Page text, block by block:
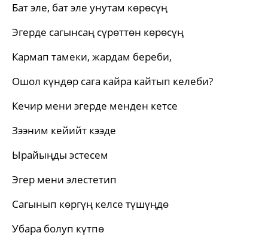
Бат эле, бат эле унутам көрөсүң
Эгерде сагынсаң сүрөттөн көрөсүң
Кармап тамеки, жардам береби,
Ошол күндөр сага кайра кайтып келеби?
Кечир мени эгерде менден кетсе
Зээним кейийт кээде
Ырайыңды эстесем
Эгер мени элестетип
Сагынып көргүң келсе түшүңдө
Убара болуп күтпө